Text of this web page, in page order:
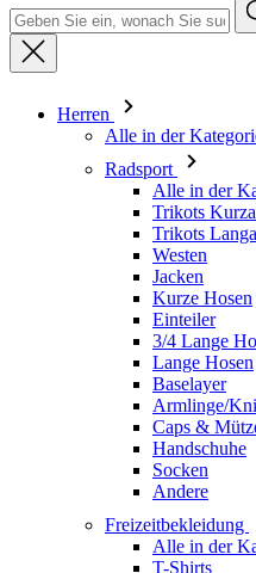
Herren
Alle in der
Trikots
Westen
Jacken
Kurze Hosen
Einteiler
3/4 Lange
Lange Hosen
Baselayer
Armlinge/
Caps &
Handschuhe
Socken
Andere
Freizeitbekleidung
Alle in der
T-Shirts
Sweatshirt
Caps &
Triathlon
Alle in der